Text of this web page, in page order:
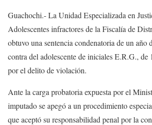
Guachochi.- La Unidad Especializada en
Adolescentes infractores de la Fiscalía de
obtuvo una sentencia condenatoria de un año
contra del adolescente de iniciales E.R.G., de
por el delito de violación.
Ante la carga probatoria expuesta por el
imputado se apegó a un procedimiento
que aceptó su responsabilidad penal por la